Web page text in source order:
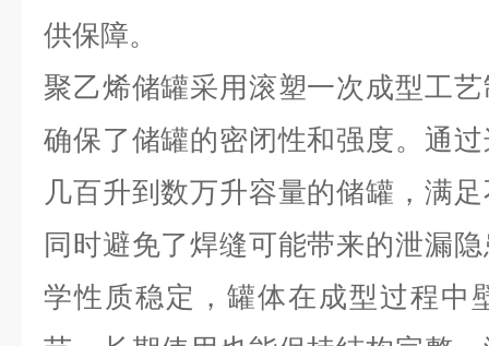
供保障。
聚乙烯储罐采用滚塑一次成型工
确保了储罐的密闭性和强度。通
几百升到数万升容量的储罐，满
同时避免了焊缝可能带来的泄漏
学性质稳定，罐体在成型过程中